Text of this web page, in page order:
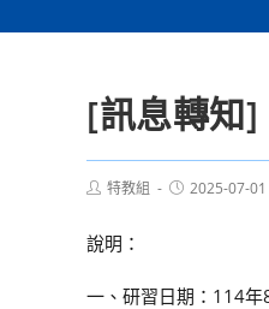
[訊息轉知]
Post特教組
Post2025-07-01
說明：
一、研習日期：114